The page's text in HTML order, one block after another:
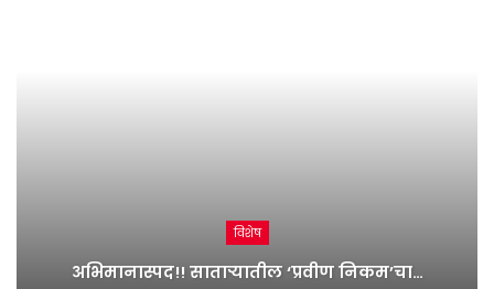
विशेष
अभिमानास्पद!! साताऱ्यातील ‘प्रवीण निकम’चा…